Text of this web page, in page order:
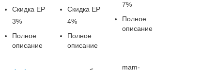
Скидка ЕР
3%
Полное
описание
Скидка ЕР
4%
Полное
описание
7%
Полное
описание
mam-